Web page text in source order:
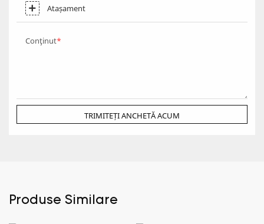
Atașament
Conţinut
TRIMITEȚI ANCHETĂ ACUM
Produse Similare